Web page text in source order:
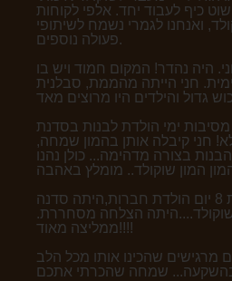
כיף לעבוד יחד. אלפי לקוחות
ואנחנו לגמרי נשמח לשיתופי
פעולה נוספים.
היה נהדר! המקום חמוד ויש בו
חני הייתה מהממת, סבלנית
מסיבות ימי הולדת לבנות בסדנת
חני קיבלה אותן בהמון שמחה,
בצורה מדהימה... כולן נהנו
המון שוקולד.. מומלץ באהבה
חגגנו לבת שלי בת 8 יום הולדת חברות,היתה סדנה
הצלחה מסחררת.
ממליצה מאוד!!!!
מרגישים שהכינו אותו מכל הלב
שמחה שהכרתי אתכם